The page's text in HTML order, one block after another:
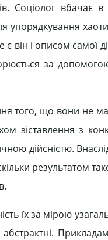
Соціолог вбачає в
він і описом самої
за
того, що вони не
зіставлення з
дійсністю.
результатом
їх за мірою